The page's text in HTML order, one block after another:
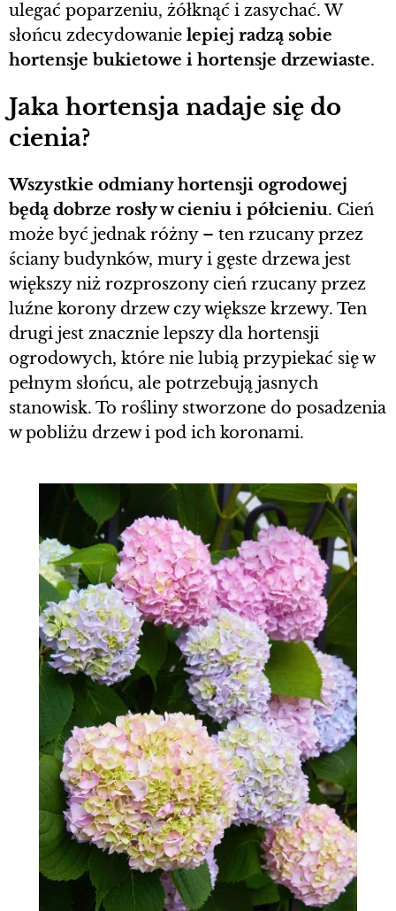
ulegać poparzeniu, żółknąć i zasychać. W
słońcu zdecydowanie lepiej radzą sobie
hortensje bukietowe i hortensje drzewiaste.
Jaka hortensja nadaje się do
cienia?
Wszystkie odmiany hortensji ogrodowej
będą dobrze rosły w cieniu i półcieniu. Cień
może być jednak różny – ten rzucany przez
ściany budynków, mury i gęste drzewa jest
większy niż rozproszony cień rzucany przez
luźne korony drzew czy większe krzewy. Ten
drugi jest znacznie lepszy dla hortensji
ogrodowych, które nie lubią przypiekać się w
pełnym słońcu, ale potrzebują jasnych
stanowisk. To rośliny stworzone do posadzenia
w pobliżu drzew i pod ich koronami.